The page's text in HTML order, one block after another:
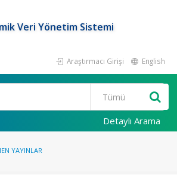
Veri Yönetim Sistemi
Araştırmacı Girişi English
Detaylı Arama
YAYINLAR